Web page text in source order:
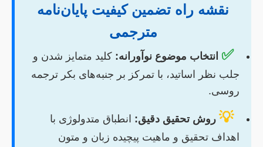
نقشه راه تضمین کیفیت پایان‌نامه
مترجمی
✅ انتخاب موضوع نوآورانه: کلید متمایز شدن و
جلب نظر اساتید، با تمرکز بر جنبه‌های بکر ترجمه
روسی.
💡 روش تحقیق دقیق: انطباق متدولوژی با
اهداف تحقیق و ماهیت پیچیده زبان و متون